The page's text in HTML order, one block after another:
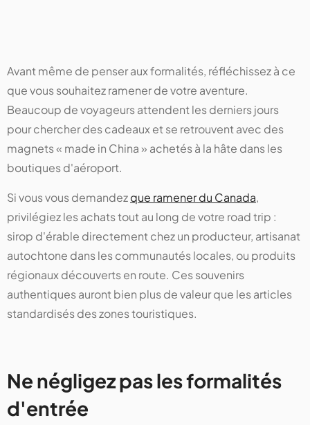
Avant même de penser aux formalités, réfléchissez à ce
que vous souhaitez ramener de votre aventure.
Beaucoup de voyageurs attendent les derniers jours
pour chercher des cadeaux et se retrouvent avec des
magnets « made in China » achetés à la hâte dans les
boutiques d'aéroport.
Si vous vous demandezque ramener du Canada,
privilégiez les achats tout au long de votre road trip :
sirop d'érable directement chez un producteur, artisanat
autochtone dans les communautés locales, ou produits
régionaux découverts en route. Ces souvenirs
authentiques auront bien plus de valeur que les articles
standardisés des zones touristiques.
Ne négligez pas les formalités
d'entrée